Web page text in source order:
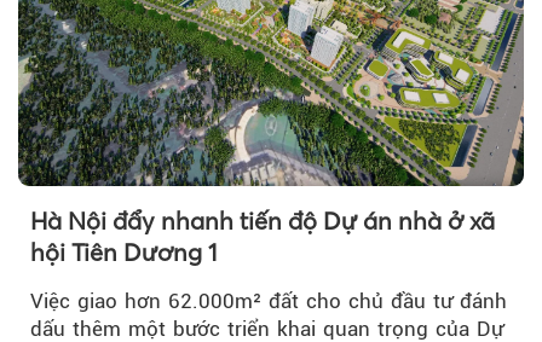
Hà Nội đẩy nhanh tiến độ Dự án nhà ở xã
hội Tiên Dương 1
Việc giao hơn 62.000m² đất cho chủ đầu tư đánh
dấu thêm một bước triển khai quan trọng của Dự